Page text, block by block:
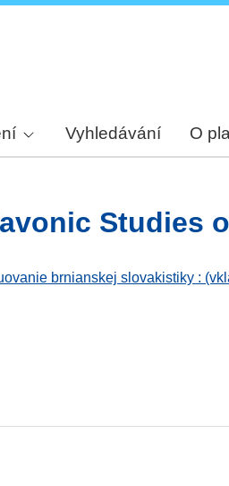
Vyhledávání O
Studies
brnianskej slovakistiky :